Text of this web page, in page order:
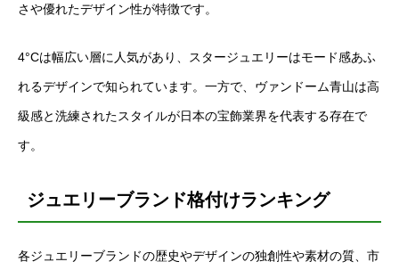
さや優れたデザイン性が特徴です。
4°Cは幅広い層に人気があり、スタージュエリーはモード感あふ
れるデザインで知られています。一方で、ヴァンドーム青山は高
級感と洗練されたスタイルが日本の宝飾業界を代表する存在で
す。
ジュエリーブランド格付けランキング
各ジュエリーブランドの歴史やデザインの独創性や素材の質、市